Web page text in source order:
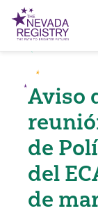
Aviso
de
del
de